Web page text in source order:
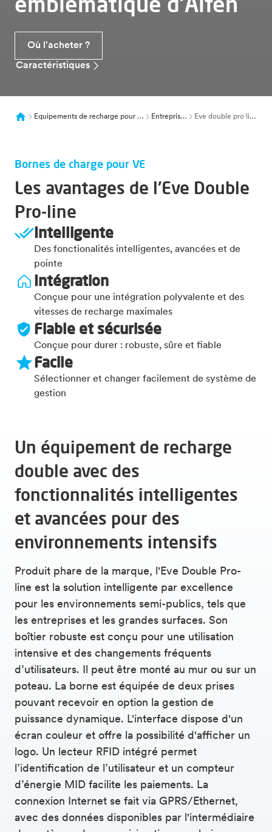
Où l'acheter ?
Caractéristiques
Equipements de recharge pour ve Entreprises Eve double pro line
Bornes de charge pour VE
Les avantages de l'Eve Double
Pro-line
Intelligente
Des fonctionalités intelligentes, avancées et de
pointe
Intégration
Conçue pour une intégration polyvalente et des
vitesses de recharge maximales
Fiable et sécurisée
Conçue pour durer : robuste, sûre et fiable
Facile
Sélectionner et changer facilement de système de
gestion
Un équipement de recharge
double avec des
fonctionnalités intelligentes
et avancées pour des
environnements intensifs
Produit phare de la marque, l'Eve Double Pro-
line est la solution intelligente par excellence
pour les environnements semi-publics, tels que
les entreprises et les grandes surfaces. Son
boîtier robuste est conçu pour une utilisation
intensive et des changements fréquents
d’utilisateurs. Il peut être monté au mur ou sur un
poteau. La borne est équipée de deux prises
pouvant recevoir en option la gestion de
puissance dynamique. L'interface dispose d'un
écran couleur et offre la possibilité d'afficher un
logo. Un lecteur RFID intégré permet
l’identification de l’utilisateur et un compteur
d’énergie MID facilite les paiements. La
connexion Internet se fait via GPRS/Ethernet,
avec des données disponibles par l'intermédiaire